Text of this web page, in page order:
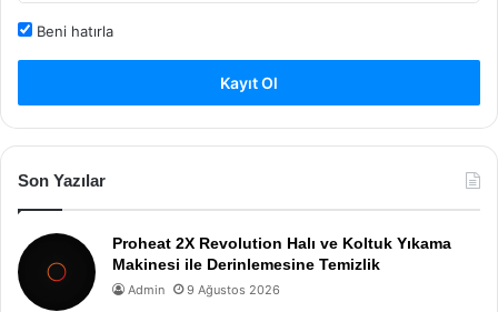
Beni hatırla
Kayıt Ol
Son Yazılar
Proheat 2X Revolution Halı ve Koltuk Yıkama
Makinesi ile Derinlemesine Temizlik
Admin 9 Ağustos 2026